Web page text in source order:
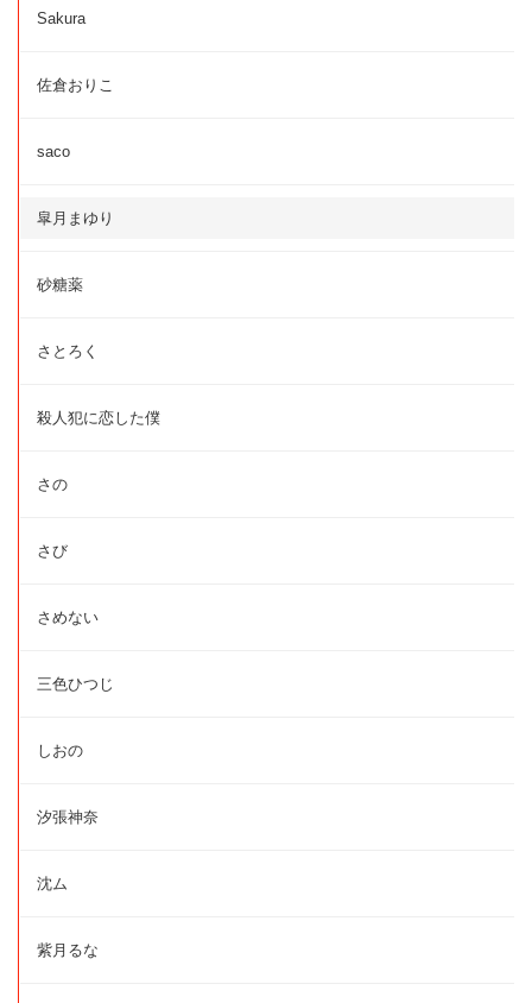
Sakura
佐倉おりこ
saco
皐月まゆり
砂糖薬
さとろく
殺人犯に恋した僕
さの
さび
さめない
三色ひつじ
しおの
汐張神奈
沈ム
紫月るな